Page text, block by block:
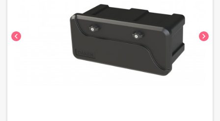
chevron_left chevron_right